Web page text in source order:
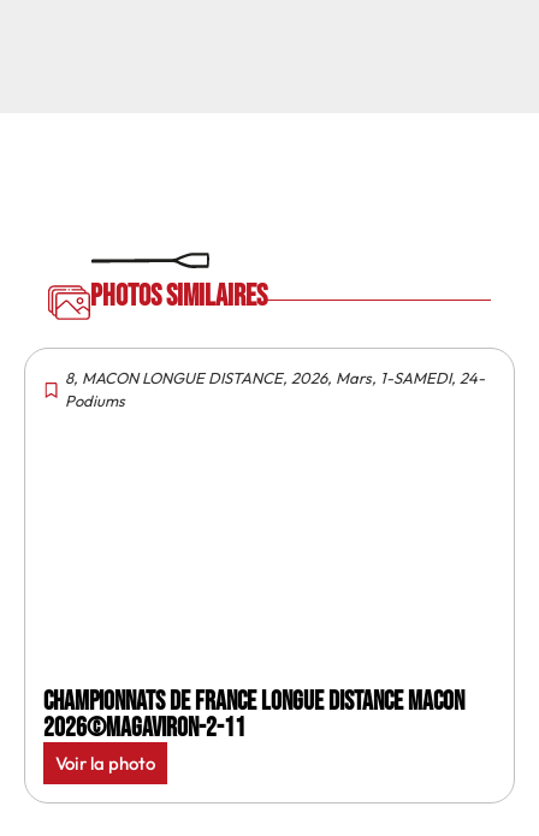
Photos similaires
8, MACON LONGUE DISTANCE, 2026, Mars, 1-SAMEDI, 24-
Podiums
Championnats de France longue distance Macon
2026©MagAviron-2-11
Voir la photo